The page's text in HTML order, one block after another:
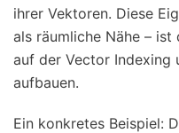
ihrer Vektoren. Diese
als räumliche Nähe –
auf der Vector Indexing
aufbauen.
Ein konkretes Beispiel: